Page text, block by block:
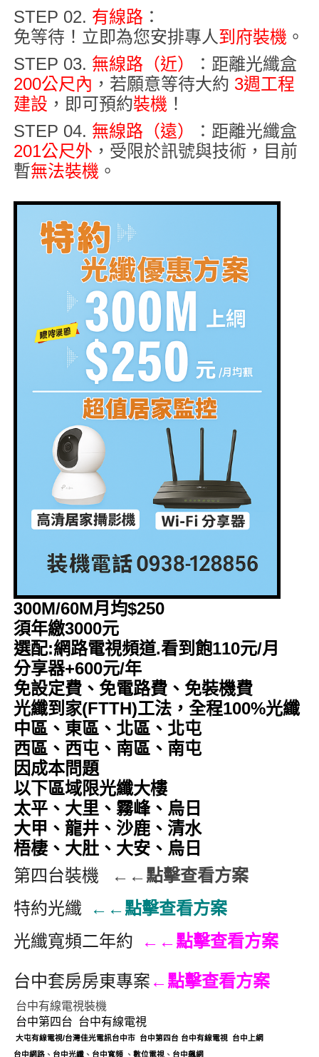
STEP 02. 有線路 ：
免等待！立即為您安排專人到府裝機 。
STEP 03. 無線路（近）
：距離光纖盒
200公尺內 ，若願意等待大約 3週工程
建設 ，即可預約裝機 ！
STEP 04. 無線路（遠）
：距離光纖盒
201公尺外 ，受限於訊號與技術，目前
暫無法裝機 。
300M/60M月均$250
須年繳3000元
選配:網路電視頻道.看到飽110元/月
分享器+600元/年
免設定費、免電路費、免裝機費
光纖到家(FTTH)工法，全程100%光纖
中區、東區、北區、北屯
西區、西屯、南區、南屯
因成本問題
以下區域限光纖大樓
太平、大里、霧峰、烏日
大甲、龍井、沙鹿、清水
梧棲、大肚、大安、烏日
第四台裝機 ←←點擊查看方案
特約光纖←←點擊查看方案
光纖寬頻二年約 ←←點擊查看方案
台中套房房東專案 ←點擊查看方案
台中有線電視裝機
台中第四台 台中有線電視
大屯有線電視/台灣佳光電訊台中市 台中第四台 台中有線電視
台中上網
台中網路、 台中光纖、 台中寬頻 、 數位電視 、 台中飆網